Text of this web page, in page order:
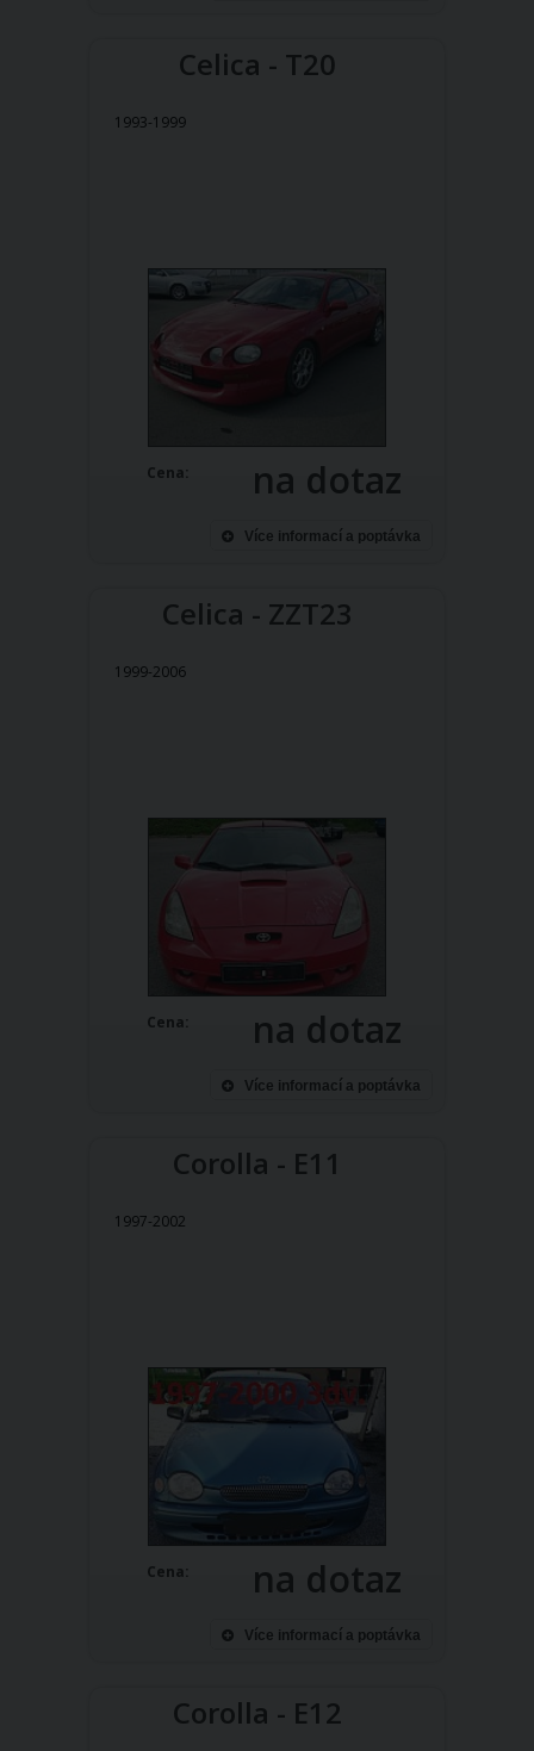
Celica - T20
1993-1999
Cena: na dotaz
Více informací a poptávka
Celica - ZZT23
1999-2006
Cena: na dotaz
Více informací a poptávka
Corolla - E11
1997-2002
Cena: na dotaz
Více informací a poptávka
Corolla - E12